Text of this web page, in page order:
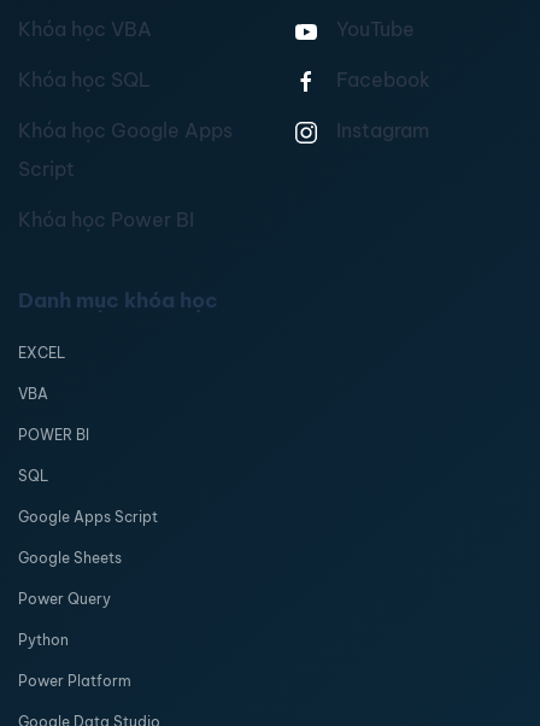
Khóa học VBA
Khóa học SQL
Khóa học Google Apps
Script
Khóa học Power BI
YouTube
Facebook
Instagram
Danh mục khóa học
EXCEL
VBA
POWER BI
SQL
Google Apps Script
Google Sheets
Power Query
Python
Power Platform
Google Data Studio